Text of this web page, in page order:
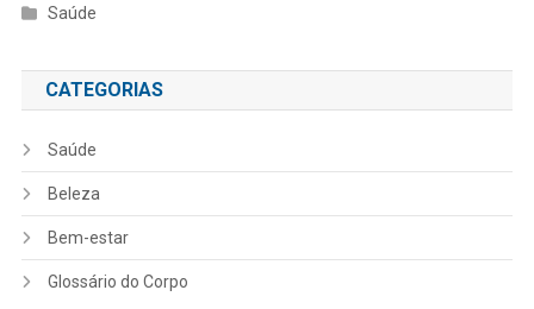
Saúde
CATEGORIAS
Saúde
Beleza
Bem-estar
Glossário do Corpo